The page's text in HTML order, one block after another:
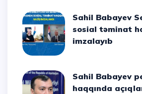
Sahil Babayev Serbiya ilə
sosial təminat
imzalayıb
Sahil Babayev pensiya artımı
haqqında